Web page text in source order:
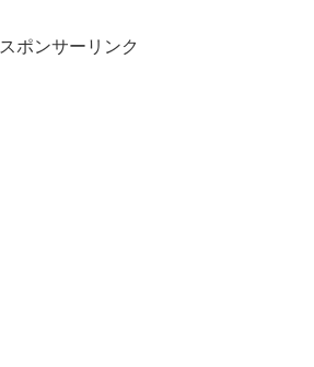
スポンサーリンク